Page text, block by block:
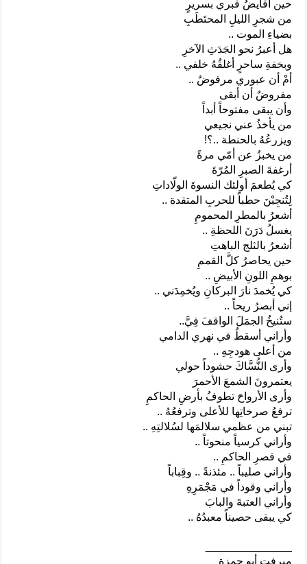
حين أقايضُ قبري بسريرٍ
من شجرِ الليلِ المحتَطَبِ
بضياءِ الموت ..
هل أعبرُ نحو الجَدَثِ الآخرِ
وبخفةِ ساحرٍ أغلقُهُ خلفي ..
أمْ أن عبوري مرفوضٌ ..
مفروضٌ أن أبقى
وأن يبقى مفتوحاً أبداً
من يأخذُ عني نجيعي
ويزرعُهُ بالحنطة ..؟!
من يخبزُ عن أمّي مرةً
أرغفةَ الصبرِ المُرّةَ
كي يُطعمَ أولئك النسوةَ الولّاداتِ
لِتُنجِبْنَ حطباً للحربِ المتقدة ..
أشعرُ بالمطرِ المحمومِ
يغسلُ دَرَنَ اللحظةِ ..
أشعرُ بالثلج الباهتِ
حين يحاصرُ كلَّ القممِ
بوهمِ اللونِ الأبيضِ ..
كي يُخمدَ نارَ البركانِ ويُخمِدَني ..
إني أبصرُ ريحاً ..
ستُنيخُ الجمَلَ الواقفَ فِيَّ..
وأراني أسقطُ في نهري الدامي
من أعلى هودجِهِ ..
وأرى النُّسَّاكَ حشوداً حولي
يعتمرونَ الشمعَ الأحمرَ
وأرى الأرواحَ تطوفُ بأرضِ الحاكمِ
ترفعُ صرخاتِها للأعلى وترفعُهُ ..
تبني من عظمي سلالمَها لسُلالتِهِ ..
وأراني كرسياً منحوتاً ..
في قصرِ الحاكمِ ..
وأراني صليباً .. مئذنةً .. وقِباباً
وأراني وقوداً في مَجْمَرِهِ
وأراني العتبةَ والبابَ
كي يبقى حصيناً معبدُهُ ..
ميرفت أبو حمزة